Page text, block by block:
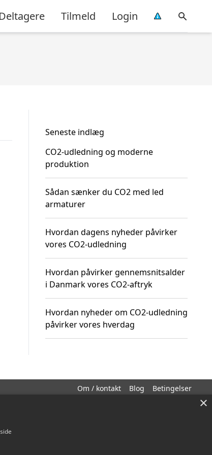
Deltagere Tilmeld Login
Seneste indlæg
CO2-udledning og moderne
produktion
Sådan sænker du CO2 med led
armaturer
Hvordan dagens nyheder påvirker
vores CO2-udledning
Hvordan påvirker gennemsnitsalder
i Danmark vores CO2-aftryk
Hvordan nyheder om CO2-udledning
påvirker vores hverdag
Om / kontakt Blog Betingelser
×